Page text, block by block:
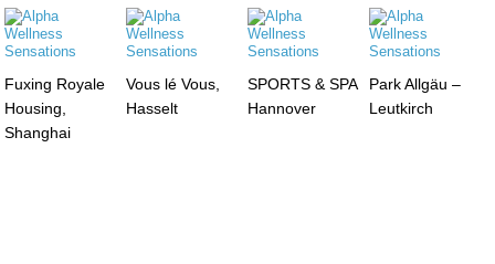
Fuxing Royale
Housing,
Shanghai
Vous lé Vous,
Hasselt
SPORTS & SPA
Hannover
Park Allgäu –
Leutkirch